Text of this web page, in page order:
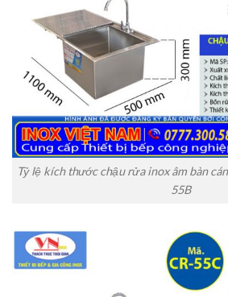
Tỷ lệ kích thước chậu rửa inox âm bàn
55B